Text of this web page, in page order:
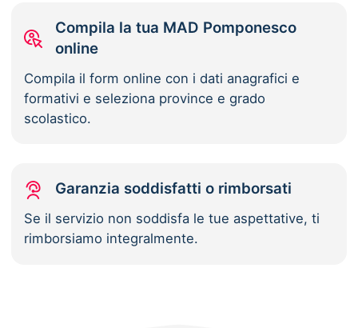
Compila la tua MAD Pomponesco
online
Compila il form online con i dati anagrafici e
formativi e seleziona province e grado
scolastico.
Garanzia soddisfatti o rimborsati
Se il servizio non soddisfa le tue aspettative, ti
rimborsiamo integralmente.